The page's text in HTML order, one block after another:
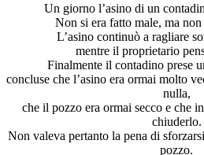
Un giorno l’asino di un
Non si era fatto male, ma
L’asino continuò a ragliare
mentre il proprietario
Finalmente il contadino prese
concluse che l’asino era ormai molto
nulla,
che il pozzo era ormai secco e che
chiuderlo.
Non valeva pertanto la pena di
pozzo.